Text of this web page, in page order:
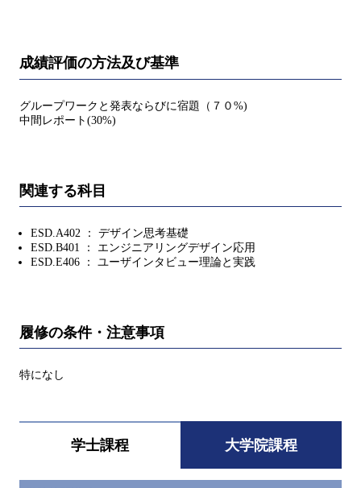
成績評価の方法及び基準
グループワークと発表ならびに宿題（７０%)
中間レポート(30%)
関連する科目
ESD.A402 ： デザイン思考基礎
ESD.B401 ： エンジニアリングデザイン応用
ESD.E406 ： ユーザインタビュー理論と実践
履修の条件・注意事項
特になし
学士課程 大学院課程